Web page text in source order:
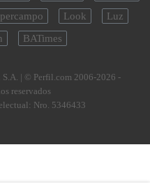
Look
Luz
BATimes
| © Perfil.com 2006-2026 -
reservados
Nro. 5346433